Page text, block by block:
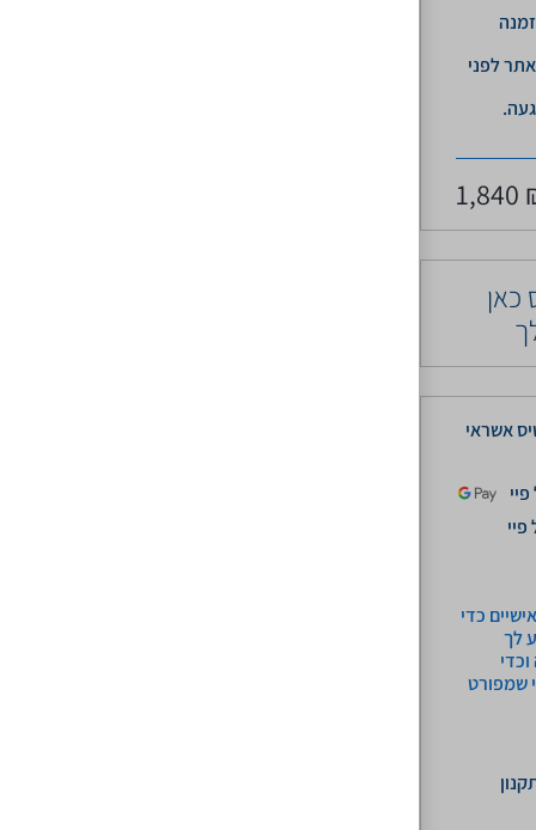
לפני
1,840
כאן
אשראי
כדי
לך
שמפורט